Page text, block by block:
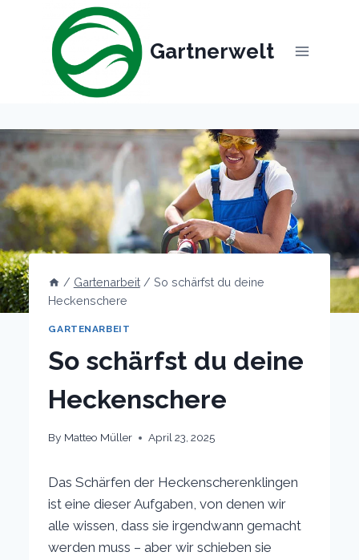
Gartnerwelt
/ Gartenarbeit / So schärfst du deine
Heckenschere
GARTENARBEIT
So schärfst du deine
Heckenschere
By Matteo Müller April 23, 2025
Das Schärfen der Heckenscherenklingen
ist eine dieser Aufgaben, von denen wir
alle wissen, dass sie irgendwann gemacht
werden muss – aber wir schieben sie